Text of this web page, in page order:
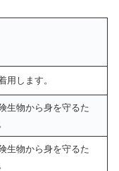
用します。
生物から身を守るた
生物から身を守るた